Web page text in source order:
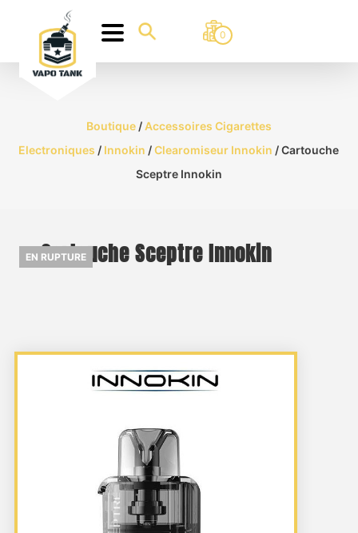
0
Boutique/ Accessoires Cigarettes
Electroniques / Innokin /Clearomiseur Innokin / Cartouche
Sceptre Innokin
Cartouche Sceptre Innokin
EN RUPTURE